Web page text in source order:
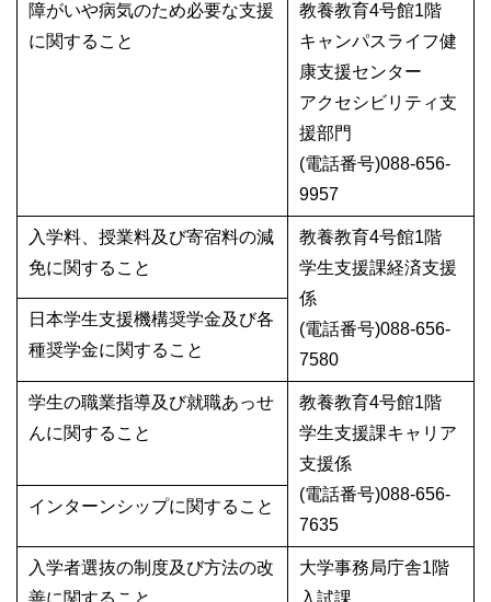
障がいや病気のため必要な支援
に関すること
教養教育4号館1階
キャンパスライフ健
康支援センター
アクセシビリティ支
援部門
(電話番号)088-656-
9957
入学料、授業料及び寄宿料の減
免に関すること
教養教育4号館1階
学生支援課経済支援
係
(電話番号)088-656-
7580
日本学生支援機構奨学金及び各
種奨学金に関すること
学生の職業指導及び就職あっせ
んに関すること
教養教育4号館1階
学生支援課キャリア
支援係
(電話番号)088-656-
7635
インターンシップに関すること
入学者選抜の制度及び方法の改
善に関すること
大学事務局庁舎1階
入試課